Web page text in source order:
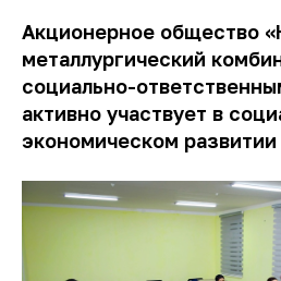
Акционерное общество
металлургический
социально-
активно участвует в
экономическом развитии